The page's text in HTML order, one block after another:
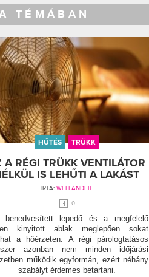
TÉMÁBAN
HŰTÉS TRÜKK
A RÉGI TRÜKK VENTILÁTOR
IS LEHŰTI A LAKÁST
ÍRTA: WELLANDFIT
0
benedvesített lepedő és a megfelelő
kinyitott ablak meglepően sokat
a hőérzeten. A régi párologtatásos
azonban nem minden időjárási
működik egyformán, ezért néhány
szabályt érdemes betartani.